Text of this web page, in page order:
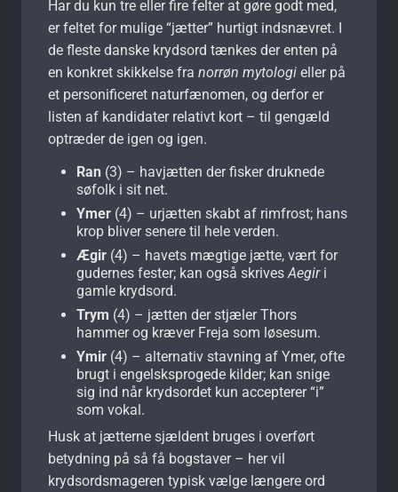
Har du kun tre eller fire felter at gøre godt med,
er feltet for mulige “jætter” hurtigt indsnævret. I
de fleste danske krydsord tænkes der enten på
en konkret skikkelse fra norrøn mytologi eller på
et personificeret naturfænomen, og derfor er
listen af kandidater relativt kort – til gengæld
optræder de igen og igen.
Ran (3) – havjætten der fisker druknede
søfolk i sit net.
Ymer (4) – urjætten skabt af rimfrost; hans
krop bliver senere til hele verden.
Ægir (4) – havets mægtige jætte, vært for
gudernes fester; kan også skrivesAegiri
gamle krydsord.
Trym (4) – jætten der stjæler Thors
hammer og kræver Freja som løsesum.
Ymir (4) – alternativ stavning af Ymer, ofte
brugt i engelsksprogede kilder; kan snige
sig ind når krydsordet kun accepterer “i”
som vokal.
Husk at jætterne sjældent bruges i overført
betydning på så få bogstaver – her vil
krydsordsmageren typisk vælge længere ord